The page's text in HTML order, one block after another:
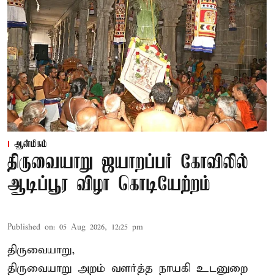
ஆன்மிகம்
திருவையாறு ஜயாறப்பர் கோவிலில்
ஆடிப்பூர விழா கொடியேற்றம்
Published on: 05 Aug 2026, 12:25 pm
திருவையாறு,
திருவையாறு அறம் வளர்த்த நாயகி உடனுறை